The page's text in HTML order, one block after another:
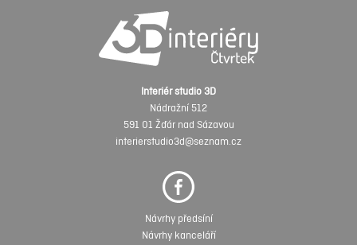
Interiér studio 3D
Nádražní 512
591 01 Žďár nad Sázavou
interierstudio3d@seznam.cz
Návrhy předsíní
Návrhy kanceláří